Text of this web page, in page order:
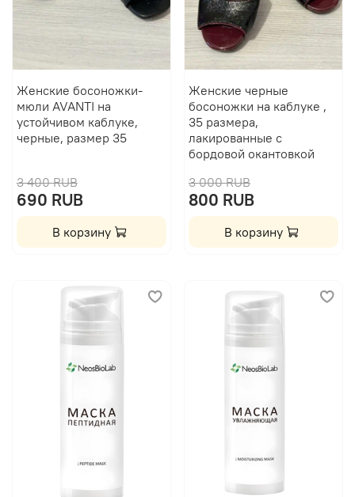
Женские босоножки-
мюли AVANTI на
устойчивом каблуке,
черные, размер 35
3 400 RUB
690 RUB
В корзину
Женские черные
босоножки на каблуке ,
35 размера,
лакированные с
бордовой окантовкой
3 000 RUB
800 RUB
В корзину